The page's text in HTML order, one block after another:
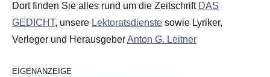
Dort finden Sie alles rund um die Zeitschrift DAS
GEDICHT, unsere Lektoratsdienste sowie Lyriker,
Verleger und HerausgeberAnton G. Leitner
EIGENANZEIGE